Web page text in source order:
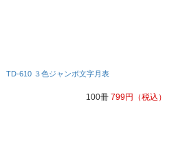
TD-610 ３色ジャンボ文字月表
100冊 799円 （税込）